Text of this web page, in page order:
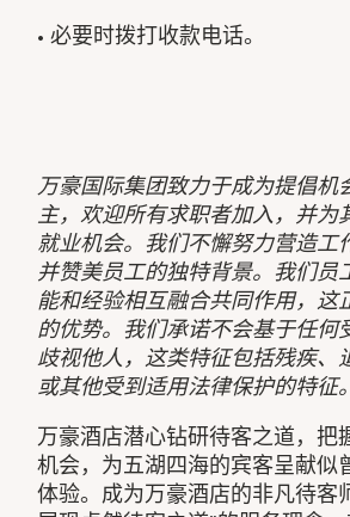
• 必要时拨打收款电话。
万豪国际集团致力于成为提倡机
主，欢迎所有求职者加入，并为
就业机会。我们不懈努力营造工
并赞美员工的独特背景。我们员
能和经验相互融合共同作用，这
的优势。我们承诺不会基于任何
歧视他人，这类特征包括残疾、
或其他受到适用法律保护的特征。
万豪酒店潜心钻研待客之道，把
机会，为五湖四海的宾客呈献似
体验。成为万豪酒店的非凡待客